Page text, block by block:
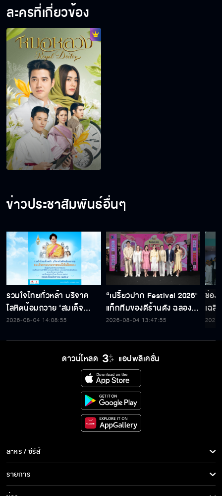
รวมใจไทยทั่วหล้า บริจาค
โลหิตน้อมถวาย ‘สมเด็จ
พระบรมราชชนนีพันปีหลวง’
พร้อมรับตราไปรษณียากรที่
คุณค่า
2026-08-04 14:08:55
“เปรี้ยวปาก Festival 2026"
แท็กทีมของดีร้านดัง ฉลอง
ก้าวสู่ปีที่ 23
2026-08-04 13:47:55
ช่อง
เฉลิ
สมเ
เนื่อ
ดาวน์โหลด แอปพลิเคชั่น
ละคร/ซีรีส์
รายการ
รายการทั้งหมด
ข่าว